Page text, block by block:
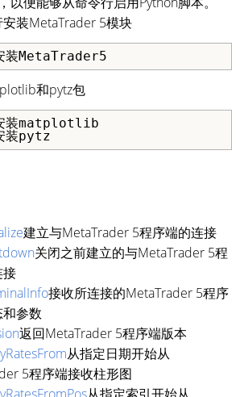
装MetaTrader 5模块
装MetaTrader5
和pytz包
装matplotlib
装pytz
建立与MetaTrader 5程序端的连接
关闭之前建立的与MetaTrader 5程
接
接收所连接的MetaTrader 5程序
参数
返回MetaTrader 5程序端版本
从指定日期开始从
5程序端接收柱形图